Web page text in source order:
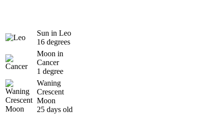
Sun in Leo
16 degrees
Moon in
Cancer
1 degree
Waning
Crescent
Moon
25 days old